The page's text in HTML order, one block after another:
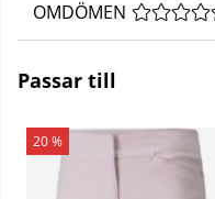
OMDÖMEN
Passar till
20 %